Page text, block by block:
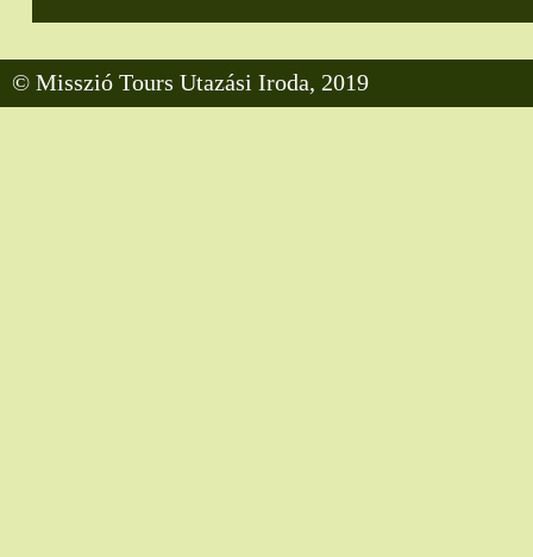
© Misszió Tours Utazási Iroda, 2019